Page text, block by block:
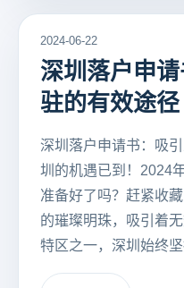
2024-06-22
深圳落户申
驻的有效途径
深圳落户申请书：吸
圳的机遇已到！2024
准备好了吗？赶紧收
的璀璨明珠，吸引着
特区之一，深圳始终